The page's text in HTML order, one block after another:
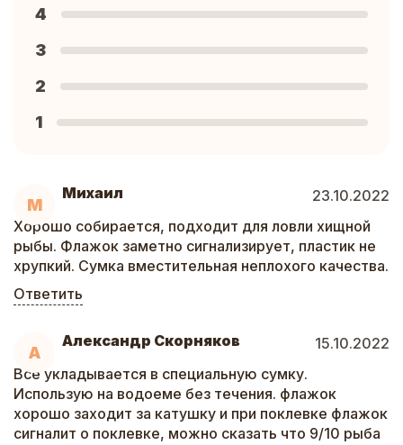
М
Михаил
23.10.2022
Хорошо собирается, подходит для ловли хищной
рыбы. Флажок заметно сигнализирует, пластик не
хрупкий. Сумка вместительная неплохого качества.
Ответить
А
Александр Скорняков
15.10.2022
Все укладывается в специальную сумку.
Использую на водоеме без течения. флажок
хорошо заходит за катушку и при поклевке флажок
сигналит о поклевке, можно сказать что 9/10 рыба
4
3
2
1